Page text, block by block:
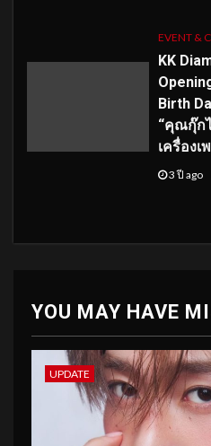
EVENT &
KK
Birth
“คุณกุ๊ก
เครื่อง
3 ปี ago
YOU MAY HAVE
UPDATE